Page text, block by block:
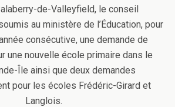
de-Valleyfield, le conseil
au ministère de l’Éducation, pour
consécutive, une demande de
une nouvelle école primaire dans le
Île ainsi que deux demandes
pour les écoles Frédéric-Girard et
Langlois.